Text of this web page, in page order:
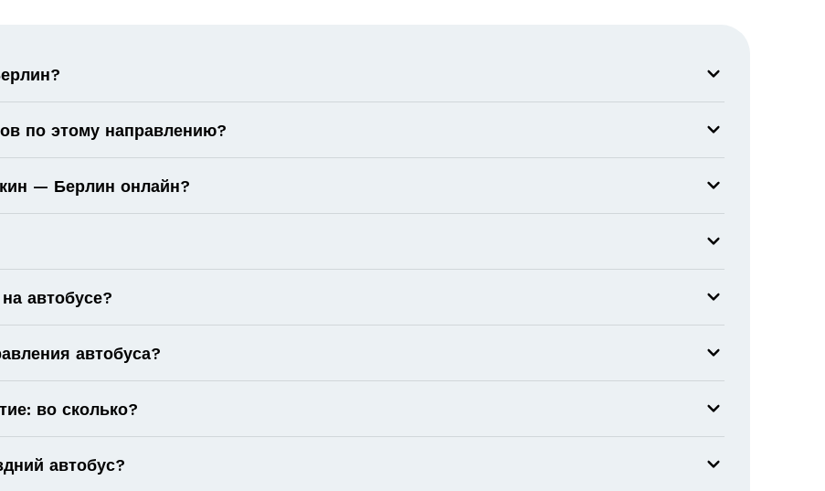
по этому направлению?
— Берлин онлайн?
автобусе?
автобуса?
во сколько?
автобус?